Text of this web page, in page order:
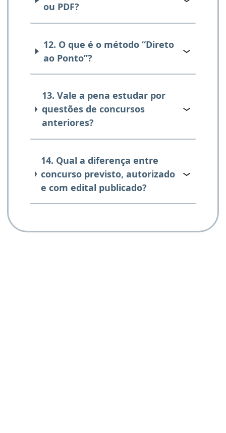
ou PDF?
12. O que é o método “Direto
ao Ponto”?
13. Vale a pena estudar por
questões de concursos
anteriores?
14. Qual a diferença entre
concurso previsto, autorizado
e com edital publicado?